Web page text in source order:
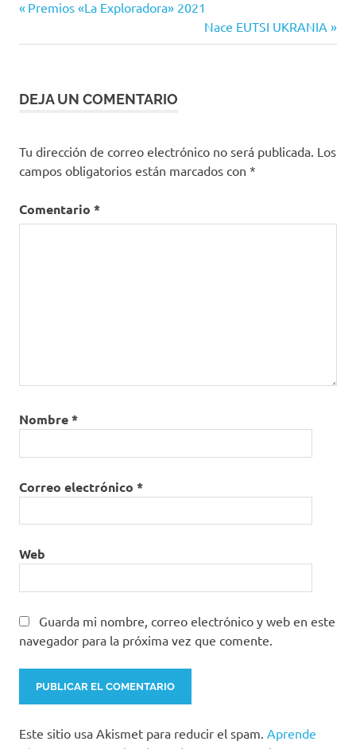
Navegación
de
Entrada
Premios «La Exploradora» 2021
Siguiente
entrada:
Nace EUTSI UKRANIA
DEJA UN COMENTARIO
Tu dirección de correo electrónico no será publicada. Los
campos obligatorios están marcados con *
Comentario *
Nombre*
Correo electrónico *
Web
Guarda mi nombre, correo electrónico y web en este
navegador para la próxima vez que comente.
Este sitio usa Akismet para reducir el spam. Aprende